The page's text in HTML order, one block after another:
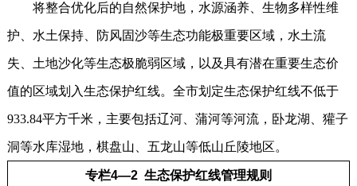
将整合优化后的自然保护地，水源涵养、生物多样性维
护、水土保持、防风固沙等生态功能极重要区域，水土流
失、土地沙化等生态极脆弱区域，以及具有潜在重要生态价
值的区域划入生态保护红线。全市划定生态保护红线不低于
933.84平方千米，主要包括辽河、蒲河等河流，卧龙湖、獾子
洞等水库湿地，棋盘山、五龙山等低山丘陵地区。
专栏4—2 生态保护红线管理规则